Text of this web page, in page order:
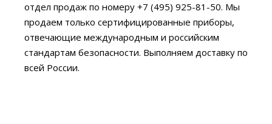
отдел продаж по номеру +7 (495) 925-81-50. Мы
продаем только сертифицированные приборы,
отвечающие международным и российским
стандартам безопасности. Выполняем доставку по
всей России.